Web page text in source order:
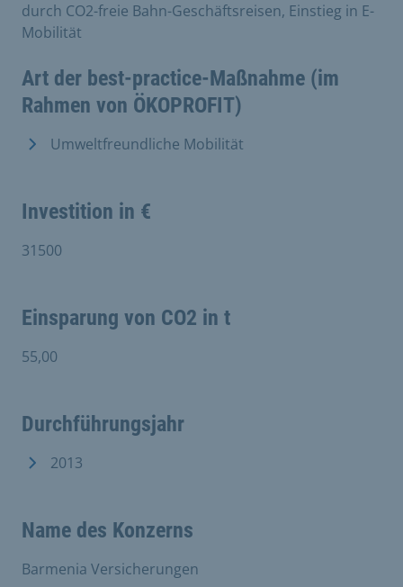
durch CO2-freie Bahn-Geschäftsreisen, Einstieg in E-
Mobilität
Art der best-practice-Maßnahme (im
Rahmen von ÖKOPROFIT)
Umweltfreundliche Mobilität
Investition in €
31500
Einsparung von CO2 in t
55,00
Durchführungsjahr
2013
Name des Konzerns
Barmenia Versicherungen